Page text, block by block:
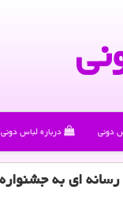
دونی درباره لباس دونی